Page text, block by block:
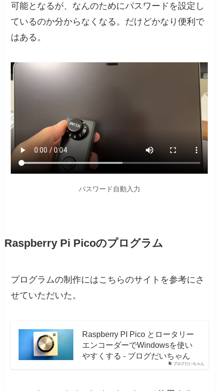
可能となるが、なんのためにパスワードを設定し
ているのか分からなくなる。だけどかなり便利で
はある。
パスワード自動入力
Raspberry Pi Picoのプログラム
プログラムの制作にはこちらのサイトを参考にさ
せていただいた。
ブログだいちゃん
Raspberry PI Pico とロータリー
エンコーダーでWindowsを使い
やすくする - ブログだいちゃん